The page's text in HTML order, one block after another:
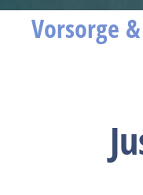
Vorsorge